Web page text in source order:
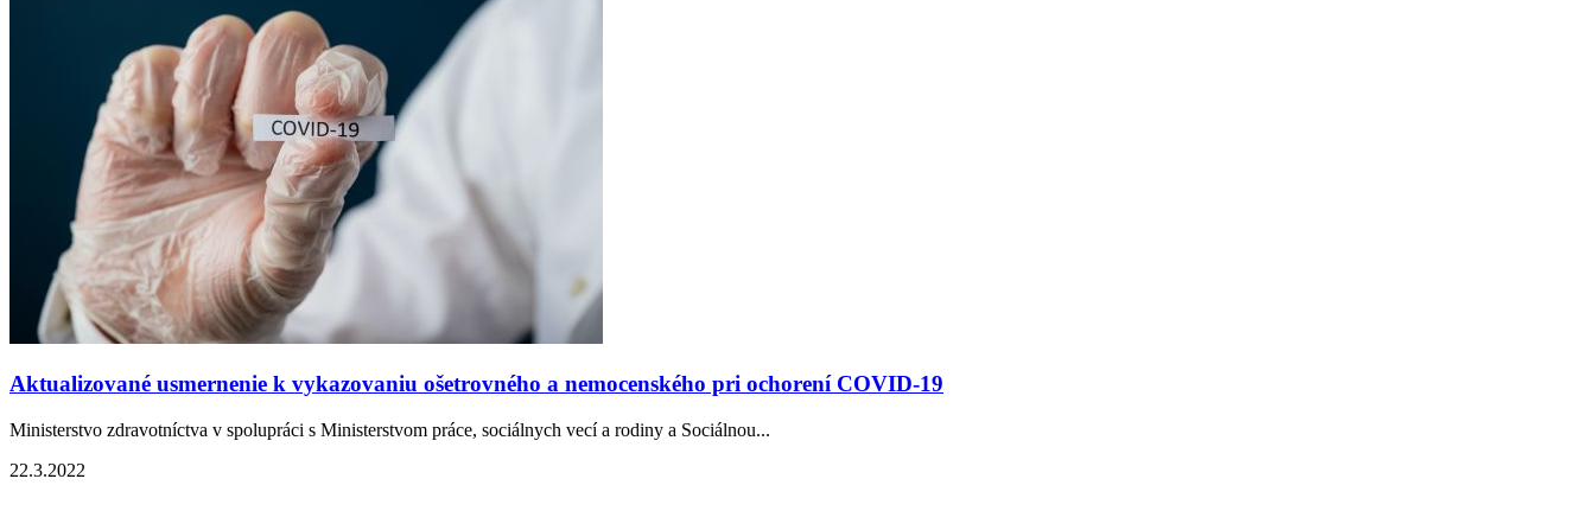
Aktualizované usmernenie k vykazovaniu ošetrovného a nemocenského pri ochorení COVID-19
Ministerstvo zdravotníctva v spolupráci s Ministerstvom práce, sociálnych vecí a rodiny a Sociálnou...
22.3.2022